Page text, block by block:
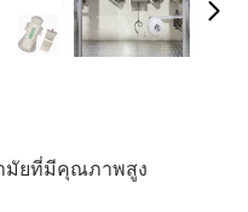
ามัยที่มีคุณภาพสูง